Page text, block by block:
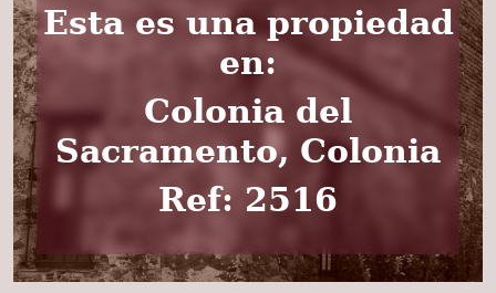
Esta es una propiedad
en:
Colonia del
Sacramento, Colonia
Ref: 2516